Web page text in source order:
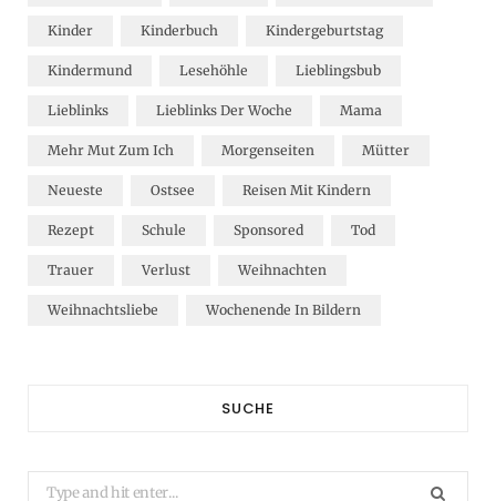
Kinder Kinderbuch Kindergeburtstag
Kindermund Lesehöhle Lieblingsbub
Lieblinks Lieblinks Der Woche Mama
Mehr Mut Zum Ich Morgenseiten Mütter
Neueste Ostsee Reisen Mit Kindern
Rezept Schule Sponsored Tod
Trauer Verlust Weihnachten
Weihnachtsliebe Wochenende In Bildern
SUCHE
Search